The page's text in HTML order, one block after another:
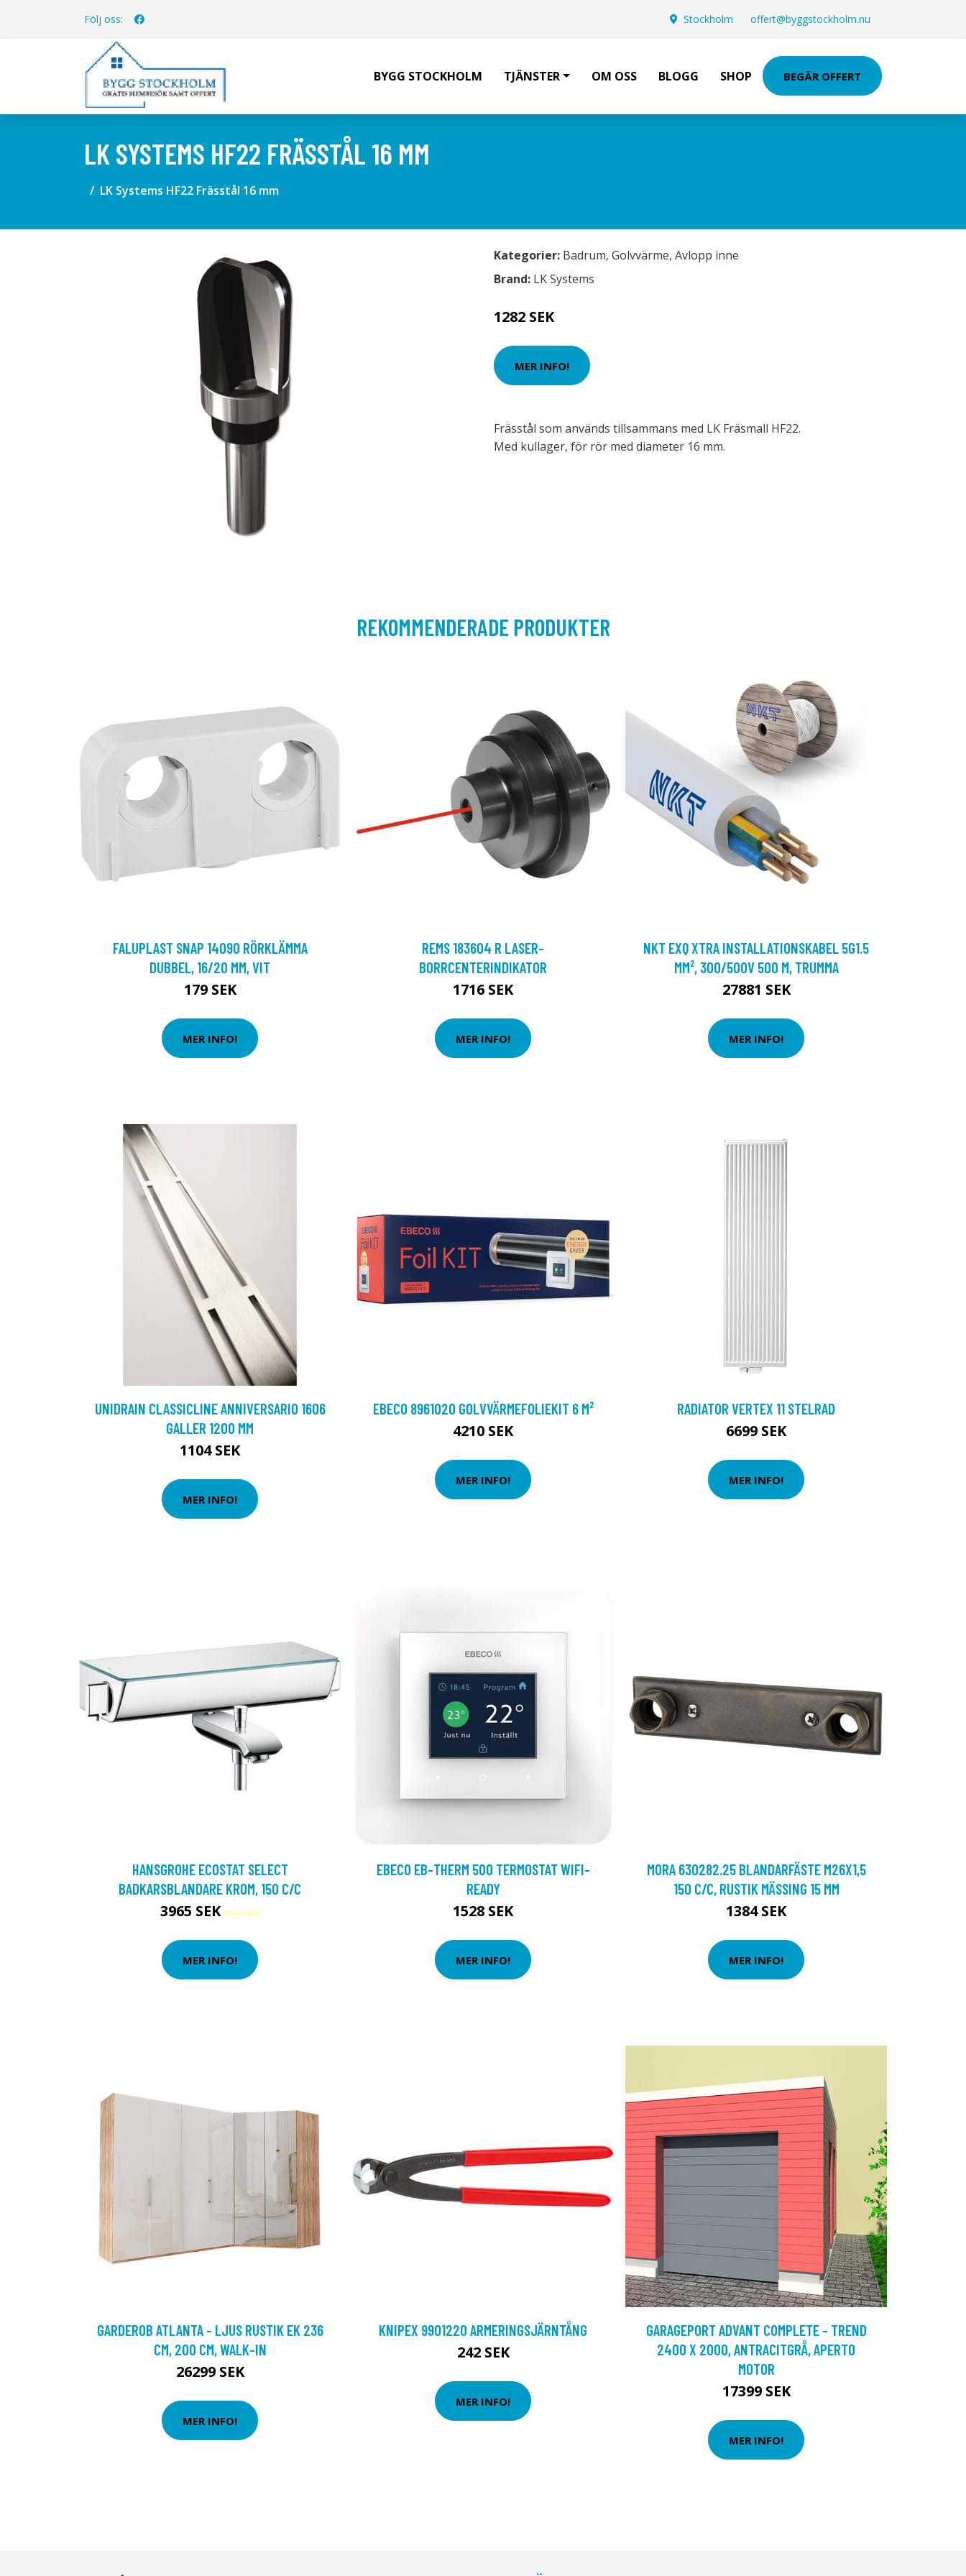
Följ oss: Stockholm offert@byggstockholm.nu
BYGG STOCKHOLM TJÄNSTER OM OSS BLOGG SHOP BEGÄR OFFERT
LK SYSTEMS HF22 FRÄSSTÅL 16 MM
LK Systems HF22 Frässtål 16 mm
Kategorier: Badrum, Golvvärme, Avlopp inne
Brand: LK Systems
1282 SEK
MER INFO!
Frässtål som används tillsammans med LK Fräsmall HF22.
Med kullager, för rör med diameter 16 mm.
REKOMMENDERADE PRODUKTER
FALUPLAST SNAP 14090 RÖRKLÄMMA
DUBBEL, 16/20 MM, VIT
179 SEK
MER INFO!
REMS 183604 R LASER-
BORRCENTERINDIKATOR
1716 SEK
MER INFO!
NKT EXQ XTRA INSTALLATIONSKABEL 5G1.5
MM², 300/500V 500 M, TRUMMA
27881 SEK
MER INFO!
UNIDRAIN CLASSICLINE ANNIVERSARIO 1606
GALLER 1200 MM
1104 SEK
MER INFO!
EBECO 8961020 GOLVVÄRMEFOLIEKIT 6 M²
4210 SEK
MER INFO!
RADIATOR VERTEX 11 STELRAD
6699 SEK
MER INFO!
HANSGROHE ECOSTAT SELECT
BADKARSBLANDARE KROM, 150 C/C
3965 SEK5287 SEK
MER INFO!
EBECO EB-THERM 500 TERMOSTAT WIFI-
READY
1528 SEK
MER INFO!
MORA 630282.25 BLANDARFÄSTE M26X1,5
150 C/C, RUSTIK MÄSSING 15 MM
1384 SEK
MER INFO!
GARDEROB ATLANTA - LJUS RUSTIK EK 236
CM, 200 CM, WALK-IN
26299 SEK
MER INFO!
KNIPEX 9901220 ARMERINGSJÄRNTÅNG
242 SEK
MER INFO!
GARAGEPORT ADVANT COMPLETE - TREND
2400 X 2000, ANTRACITGRÅ, APERTO
MOTOR
17399 SEK
MER INFO!